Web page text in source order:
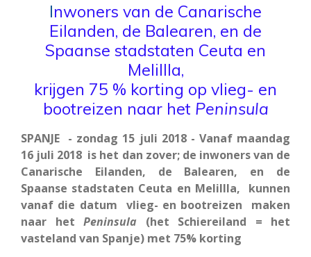
Inwoners van de Canarische
Eilanden, de Balearen, en de
Spaanse stadstaten Ceuta en
Melillla,
krijgen 75 % korting op vlieg- en
bootreizen naar het Peninsula
SPANJE - zondag 15 juli 2018 - Vanaf maandag
16 juli 2018 is het dan zover; de inwoners van de
Canarische Eilanden, de Balearen, en de
Spaanse stadstaten Ceuta en Melillla, kunnen
vanaf die datum vlieg- en bootreizen maken
naar het Peninsula (het Schiereiland = het
vasteland van Spanje) met 75% korting